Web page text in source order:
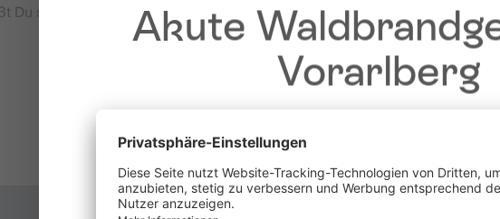
Du sehr schöne Ausblicke auf das Rätikongebirge!
führt ein sehr steiler Zick-Zack-Pfad ebenfalls in felsigem Gelände hinab zur
Nach einer kurzen Rast auf der Heinrich-Hueter-Hütte führt der Weg dann
mit der Lünerseebahn und mit dem Bus zurück nach Brand fahren
Tritt zur Talstation der Lünerseebahn ab und wanderst zu Fuß weiter nach
Akute
Vorarlberg
aufgrund der anhaltenden Trockenheit gilt in